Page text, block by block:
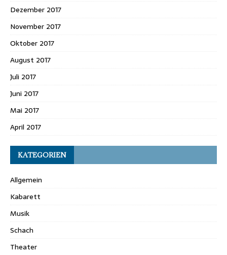
Dezember 2017
November 2017
Oktober 2017
August 2017
Juli 2017
Juni 2017
Mai 2017
April 2017
KATEGORIEN
Allgemein
Kabarett
Musik
Schach
Theater